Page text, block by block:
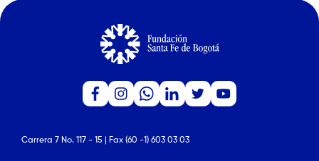
Carrera 7 No. 117 - 15 | Fax (60 -1) 603 03 03